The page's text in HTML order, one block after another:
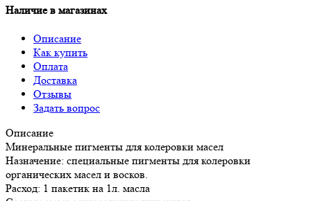
Наличие в магазинах
Описание
Как купить
Оплата
Доставка
Отзывы
Задать вопрос
Описание
Минеральные пигменты для колеровки масел
Назначение: специальные пигменты для колеровки
органических масел и восков.
Расход: 1 пакетик на 1л. масла